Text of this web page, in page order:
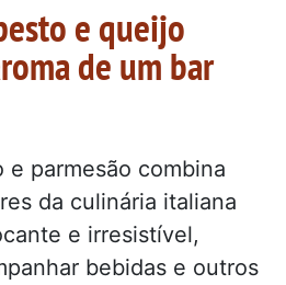
e queijo
de um bar
parmesão combina
da culinária italiana
e irresistível,
bebidas e outros